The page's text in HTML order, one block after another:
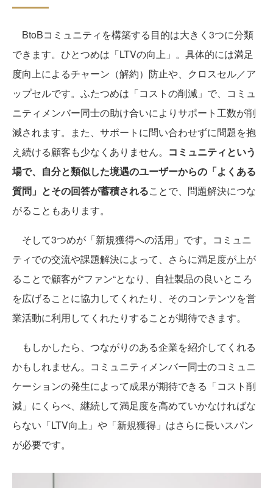
BtoBコミュニティを構築する目的は大きく3つに分類
できます。ひとつめは「LTVの向上」。具体的には満足
度向上によるチャーン（解約）防止や、クロスセル／ア
ップセルです。ふたつめは「コストの削減」で、コミュ
ニティメンバー同士の助け合いによりサポート工数が削
減されます。また、サポートに問い合わせずに問題を抱
え続ける顧客も少なくありません。 コミュニティという
場で、自分と類似した境遇のユーザーからの「よくある
質問」とその回答が蓄積されることで、問題解決につな
がることもあります。
そして3つめが「新規獲得への活用」です。コミュニ
ティでの交流や課題解決によって、さらに満足度が上が
ることで顧客が“ファン“となり、自社製品の良いところ
を広げることに協力してくれたり、そのコンテンツを営
業活動に利用してくれたりすることが期待できます。
もしかしたら、つながりのある企業を紹介してくれる
かもしれません。コミュニティメンバー同士のコミュニ
ケーションの発生によって成果が期待できる「コスト削
減」にくらべ、継続して満足度を高めていかなければな
らない「LTV向上」や「新規獲得」はさらに長いスパン
が必要です。